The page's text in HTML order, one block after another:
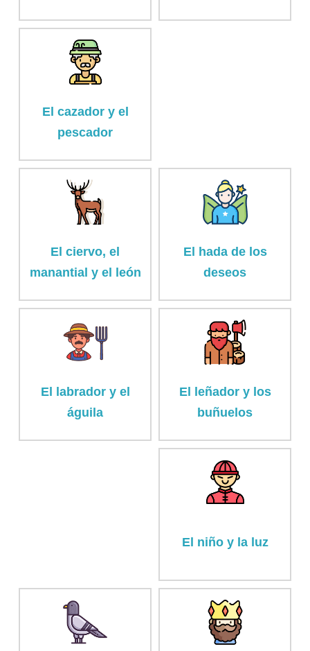
El cazador y el
pescador
El ciervo, el
manantial y el león
El hada de los
deseos
El labrador y el
águila
El leñador y los
buñuelos
El niño y la luz